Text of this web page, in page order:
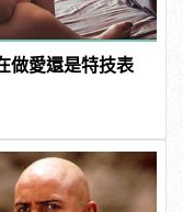
做愛還是特技表